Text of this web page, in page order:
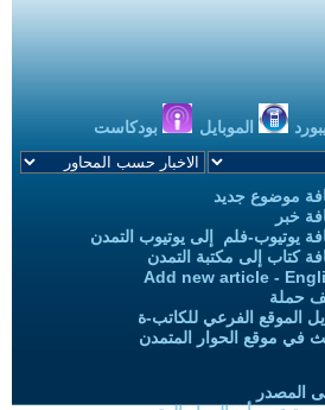
الموبايل بودكاست
موضوع جديد
خبر
يوتيوب-فلم إلى يوتيوب التمدن
كتاب إلى مكتبة التمدن
Add new article -
حملة
الموقع الفرعي للكاتب-ة
في موقع الحوار المتمدن
المصدر